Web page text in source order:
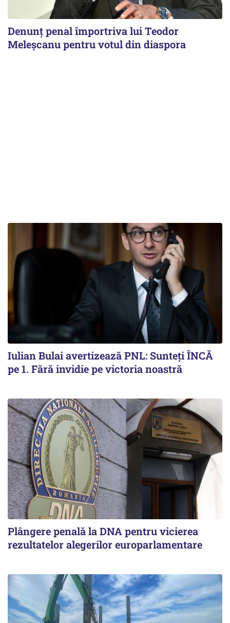
Denunț penal împortriva lui Teodor
Meleșcanu pentru votul din diaspora
Iulian Bulai avertizează PNL: Sunteți ÎNCĂ
pe 1. Fără invidie pe victoria noastră
Plângere penală la DNA pentru vicierea
rezultatelor alegerilor europarlamentare